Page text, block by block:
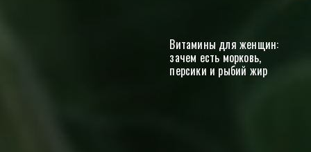
Витамины для женщин:
зачем есть морковь,
персики и рыбий жир